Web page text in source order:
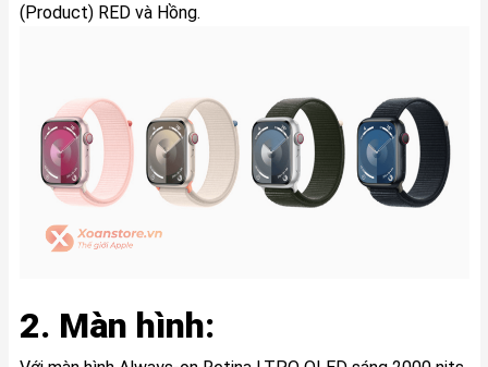
(Product) RED và Hồng.
2. Màn hình: